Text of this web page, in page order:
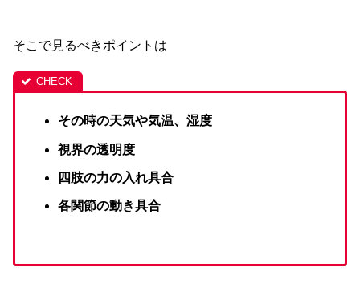
そこで見るべきポイントは
その時の天気や気温、湿度
視界の透明度
四肢の力の入れ具合
各関節の動き具合